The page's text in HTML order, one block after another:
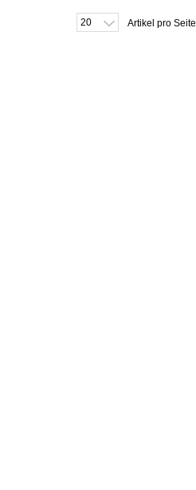
20 Artikel pro Seite